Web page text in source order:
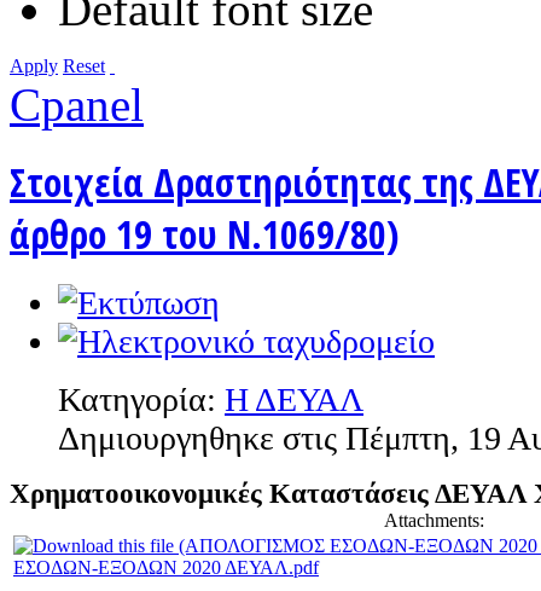
Apply Reset
Cpanel
Στοιχεία Δραστηριότητας της
άρθρο 19 του Ν.1069/80)
Κατηγορία: Η ΔΕΥΑΛ
Δημιουργηθηκε στις Πέμπτη, 19
Χρηματοοικονομικές Καταστάσεις ΔΕΥΑΛ
Attachments:
ΕΣΟΔΩΝ-ΕΞΟΔΩΝ 2020 ΔΕΥΑΛ.pdf